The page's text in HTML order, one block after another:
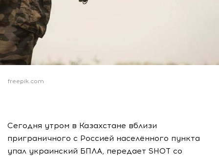
freepik.com
Сегодня утром в Казахстане вблизи
приграничного с Россией населённого пункта
упал украинский БПЛА, передает SHOT со